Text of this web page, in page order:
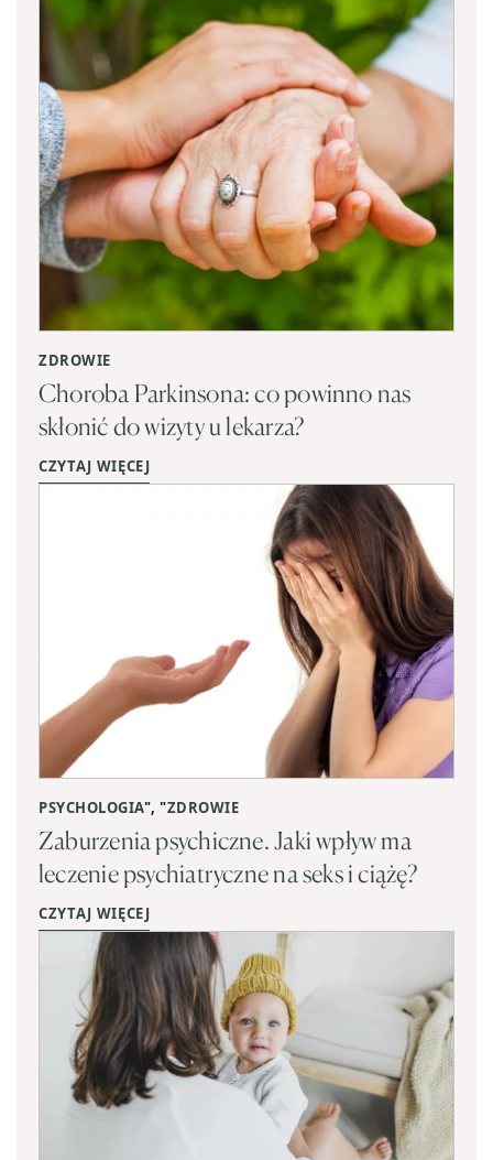
ZDROWIE
Choroba Parkinsona: co powinno nas
skłonić do wizyty u lekarza?
CZYTAJ WIĘCEJ
PSYCHOLOGIA", "ZDROWIE
Zaburzenia psychiczne. Jaki wpływ ma
leczenie psychiatryczne na seks i ciążę?
CZYTAJ WIĘCEJ